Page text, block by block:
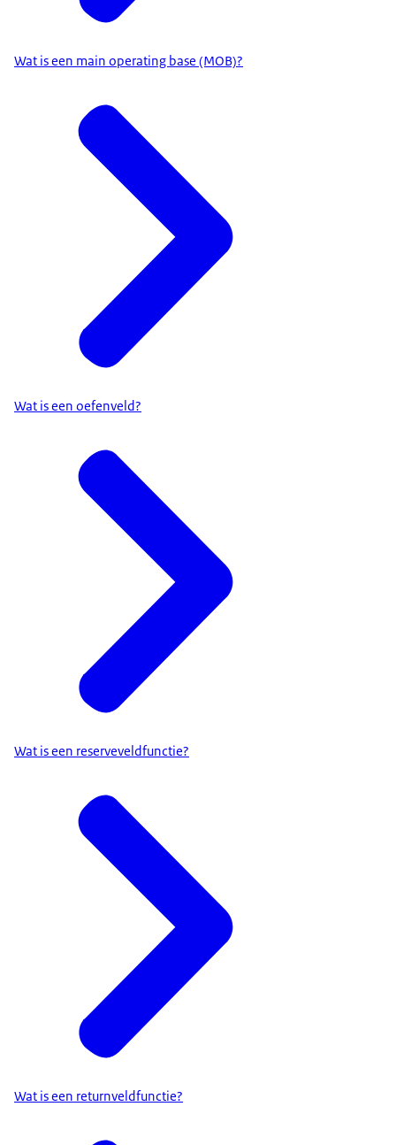
Wat is een main operating base (MOB)?
Wat is een oefenveld?
Wat is een reserveveldfunctie?
Wat is een returnveldfunctie?